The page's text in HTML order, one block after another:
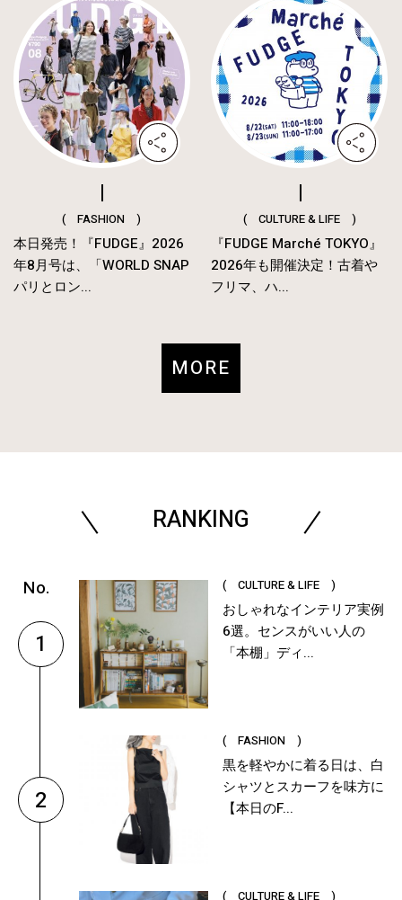
( FASHION )
本日発売！『FUDGE』2026
年8月号は、「WORLD SNAP
パリとロン...
( CULTURE & LIFE )
『FUDGE Marché TOKYO』
2026年も開催決定！古着や
フリマ、ハ...
MORE
RANKING
1
( CULTURE & LIFE )
おしゃれなインテリア実例
6選。センスがいい人の
「本棚」ディ...
2
( FASHION )
黒を軽やかに着る日は、白
シャツとスカーフを味方に
【本日のF...
( CULTURE & LIFE )